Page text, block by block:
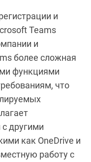
и
Teams
и
более сложная
функциями
что
другими
как OneDrive и
работу с